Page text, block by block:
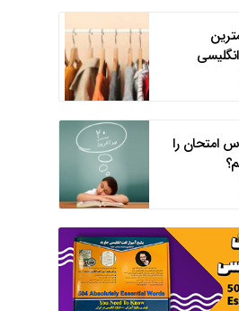
پوشیدن
امتحان را